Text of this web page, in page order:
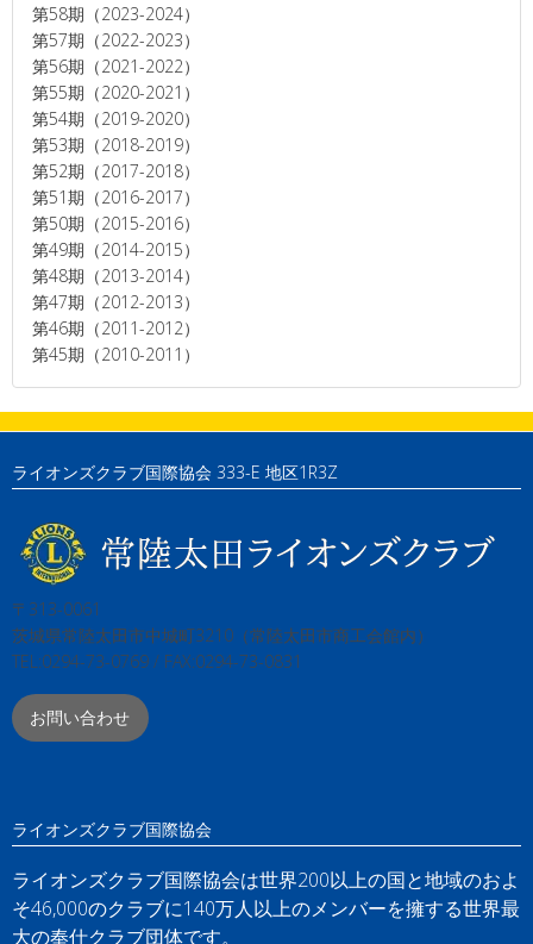
第58期（2023-2024）
第57期（2022-2023）
第56期（2021-2022）
第55期（2020-2021）
第54期（2019-2020）
第53期（2018-2019）
第52期（2017-2018）
第51期（2016-2017）
第50期（2015-2016）
第49期（2014-2015）
第48期（2013-2014）
第47期（2012-2013）
第46期（2011-2012）
第45期（2010-2011）
ライオンズクラブ国際協会 333-E 地区1R3Z
〒313-0061
茨城県常陸太田市中城町3210（常陸太田市商工会館内）
TEL:0294-73-0769 / FAX:0294-73-0831
お問い合わせ
ライオンズクラブ国際協会
ライオンズクラブ国際協会は世界200以上の国と地域のおよ
そ46,000のクラブに140万人以上のメンバーを擁する世界最
大の奉仕クラブ団体です。